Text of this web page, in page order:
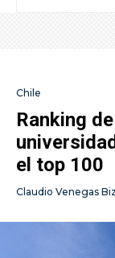
Chile
Ranking
el top 100
Claudio Venegas